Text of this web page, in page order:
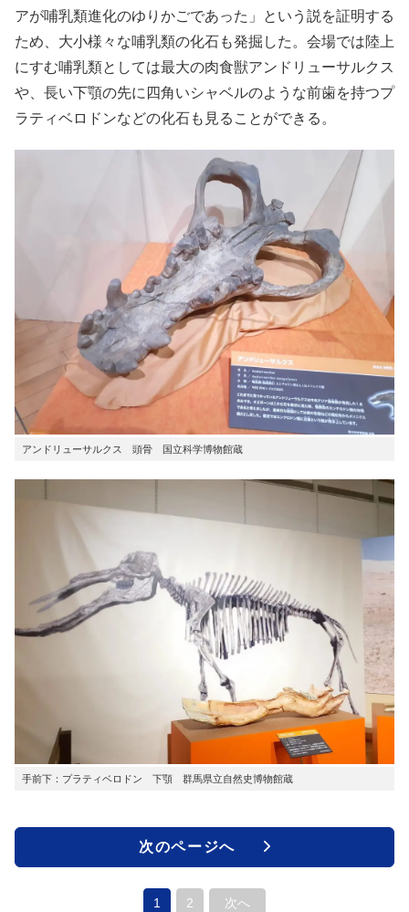
アが哺乳類進化のゆりかごであった」という説を証明する
ため、大小様々な哺乳類の化石も発掘した。会場では陸上
にすむ哺乳類としては最大の肉食獣アンドリューサルクス
や、長い下顎の先に四角いシャベルのような前歯を持つプ
ラティベロドンなどの化石も見ることができる。
アンドリューサルクス 頭骨 国立科学博物館蔵
手前下：プラティベロドン 下顎 群馬県立自然史博物館蔵
次のページへ
1 2 次へ